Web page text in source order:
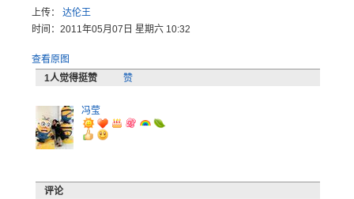
上传： 达伦王
时间：2011年05月07日 星期六 10:32
查看原图
1人觉得挺赞 赞
冯莹
评论